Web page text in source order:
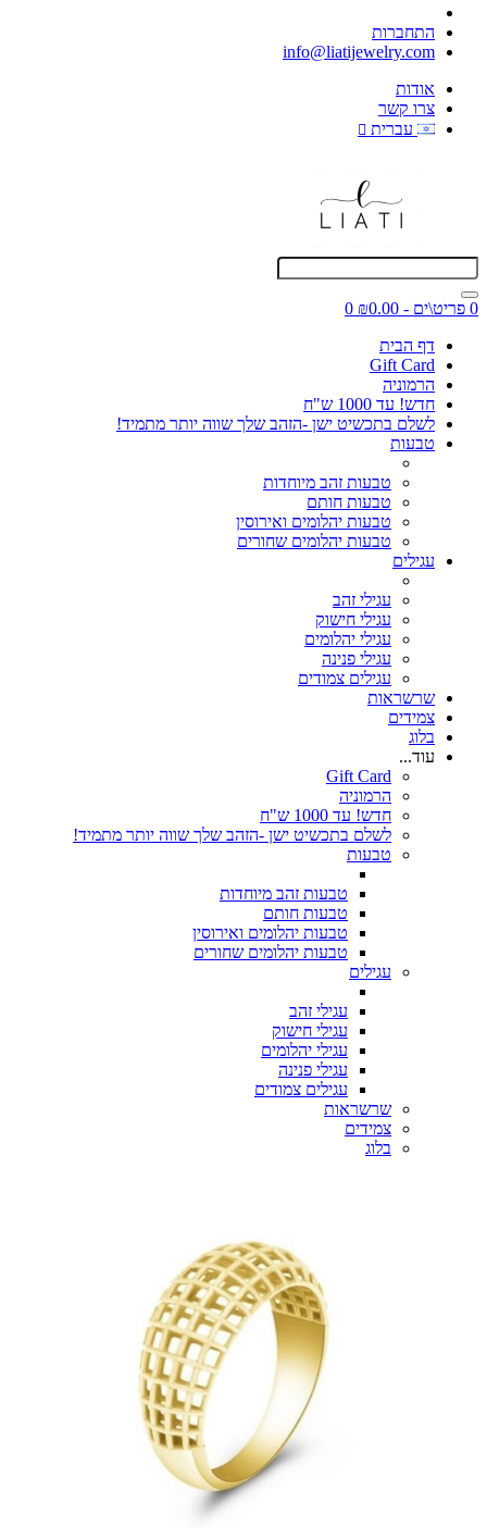
התחברות
info@liatijewelry.com
אודות
צרו קשר
עברית
0 פריט\ים - ₪0.00
0
דף הבית
Gift Card
הרמוניה
חדש! עד 1000 ש"ח
לשלם בתכשיט ישן -הזהב שלך שווה יותר מתמיד!
טבעות
טבעות זהב מיוחדות
טבעות חותם
טבעות יהלומים ואירוסין
טבעות יהלומים שחורים
עגילים
עגילי זהב
עגילי חישוק
עגילי יהלומים
עגילי פנינה
עגילים צמודים
שרשראות
צמידים
בלוג
עוד...
Gift Card
הרמוניה
חדש! עד 1000 ש"ח
לשלם בתכשיט ישן -הזהב שלך שווה יותר מתמיד!
טבעות
טבעות זהב מיוחדות
טבעות חותם
טבעות יהלומים ואירוסין
טבעות יהלומים שחורים
עגילים
עגילי זהב
עגילי חישוק
עגילי יהלומים
עגילי פנינה
עגילים צמודים
שרשראות
צמידים
בלוג